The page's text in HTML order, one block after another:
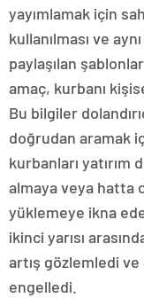
yayımlamak için
kullanılması ve
paylaşılan
amaç, kurbanı
Bu bilgiler
doğrudan aramak
kurbanları yatırım
almaya veya hatta
yüklemeye ikna
ikinci yarısı
artış gözlemledi ve
engelledi.